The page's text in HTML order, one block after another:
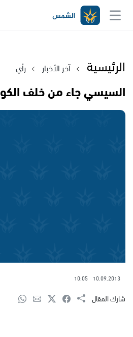
الرئيسية آخر الأخبار رأي
السيسي جاء من خلف
10.09.2013
10:05
شارك المقال